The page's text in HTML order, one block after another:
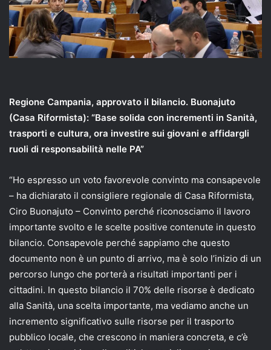
Regione Campania, approvato il bilancio. Buonajuto
(Casa Riformista): “Base solida con incrementi in Sanità,
trasporti e cultura, ora investire sui giovani e affidargli
ruoli di responsabilità nelle PA”
“Ho espresso un voto favorevole convinto ma consapevole
– ha dichiarato il consigliere regionale di Casa Riformista,
Ciro Buonajuto – Convinto perché riconosciamo il lavoro
importante svolto e le scelte positive contenute in questo
bilancio. Consapevole perché sappiamo che questo
documento non è un punto di arrivo, ma è solo l’inizio di un
percorso lungo che porterà a risultati importanti per i
cittadini. In questo bilancio il 70% delle risorse è dedicato
alla Sanità, una scelta importante, ma vediamo anche un
incremento significativo sulle risorse per il trasporto
pubblico locale, che crescono in maniera concreta, e c’è